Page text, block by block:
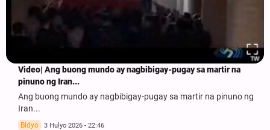
Video| Ang buong mundo ay nagbibigay-pugay sa martir na
pinuno ng Iran...
Ang buong mundo ay nagbibigay-pugay sa martir na pinuno ng
Iran...
Bidyo 3 Hulyo 2026 - 22:46